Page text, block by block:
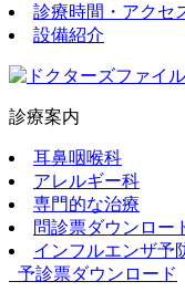
診療時間・アクセ
設備紹介
診療案内
耳鼻咽喉科
アレルギー科
専門的な治療
問診票ダウンロー
インフルエンザ予
予診票ダウンロード